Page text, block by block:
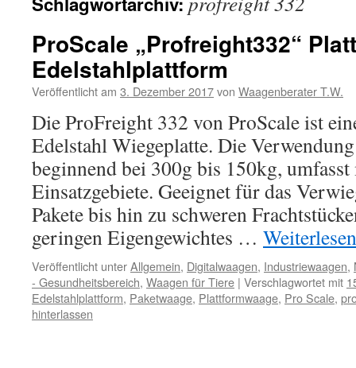
ProScale „Profreight332“
Edelstahlplattform
Veröffentlicht am 3. Dezember 2017von Waagenberater T.W.
Die ProFreight 332 von ProScale ist
Edelstahl Wiegeplatte. Die
beginnend bei 300g bis 150kg,
Einsatzgebiete. Geeignet für das
Pakete bis hin zu schweren
geringen Eigengewichtes …
Veröffentlicht unterAllgemein, Digitalwaagen, Industriewaagen,
- Gesundheitsbereich, Waagen für Tiere | Verschlagwortet mit
Edelstahlplattform, Paketwaage, Plattformwaage, Pro Scale,
hinterlassen